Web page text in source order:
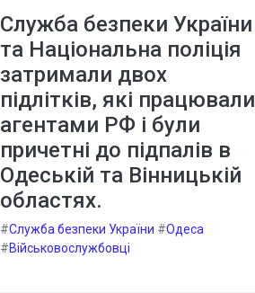
Служба безпеки України
та Національна поліція
затримали двох
підлітків, які працювали
агентами РФ і були
причетні до підпалів в
Одеській та Вінницькій
областях.
#Служба безпеки України #Одеса
#Військовослужбовці